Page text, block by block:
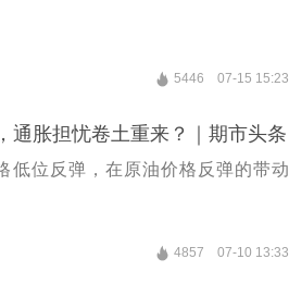
5446 07-15 15:23
通胀担忧卷土重来？｜期市头条
低位反弹，在原油价格反弹的带动
4857 07-10 13:33